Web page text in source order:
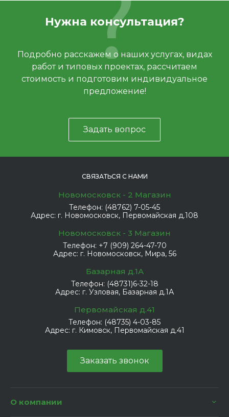
Нужна консультация?
Подробно расскажем о наших услугах, видах
работ и типовых проектах, рассчитаем
стоимость и подготовим индивидуальное
предложение!
Задать вопрос
СВЯЗАТЬСЯ С НАМИ
Новомосковск - 2 Магазин
Телефон: (48762) 7-05-45
Адрес: г. Новомосковск, Первомайская д.108
Новомосковск - 3 Магазин
Телефон: +7 (909) 264-47-70
Адрес: г. Новомосковск, Мира, 56
Базарная д.1А
Телефон: (48731)6-32-18
Адрес: г. Узловая, Базарная д.1А
Первомайская д.41
Телефон: (48735) 4-03-85
Адрес: г. Кимовск, Первомайская д.41
Заказать звонок
О компании